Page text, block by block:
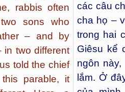
rabbis often
sons who
– and by
in two different
told the chief
parable, it
các câu
cha họ –
trong hai
Giêsu kể
ngôn
lắm. Ở